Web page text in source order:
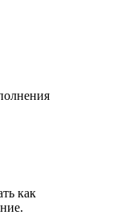
как